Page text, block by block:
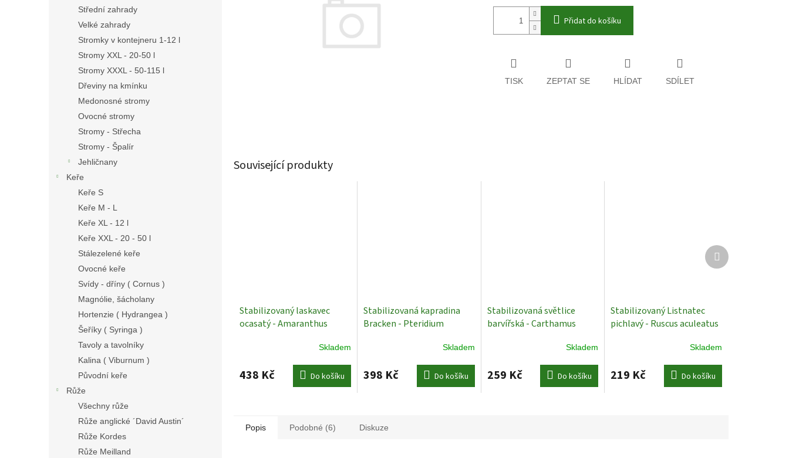
Střední zahrady
Velké zahrady
Stromky v kontejneru 1-12 l
Stromy XXL - 20-50 l
Stromy XXXL - 50-115 l
Dřeviny na kmínku
Medonosné stromy
Ovocné stromy
Stromy - Střecha
Stromy - Špalír
Jehličnany
Keře
Keře S
Keře M - L
Keře XL - 12 l
Keře XXL - 20 - 50 l
Stálezelené keře
Ovocné keře
Svídy - dříny ( Cornus )
Magnólie, šácholany
Hortenzie ( Hydrangea )
Šeříky ( Syringa )
Tavoly a tavolníky
Kalina ( Viburnum )
Původní keře
Růže
Všechny růže
Růže anglické ´David Austin´
Růže Kordes
Růže Meilland
Přidat do košíku
TISK ZEPTAT SE HLÍDAT SDÍLET
Související produkty
Stabilizovaný laskavec
ocasatý - Amaranthus
Stabilizované RostlinySkladem
438 Kč Do košíku
Stabilizovaná kapradina
Bracken - Pteridium
StabilizovanéSkladem
398 Kč Do košíku
Stabilizovaná světlice
barvířská - Carthamus
Stabilizované RostlinySkladem
259 Kč Do košíku
Stabilizovaný Listnatec
pichlavý - Ruscus aculeatus
Stabilizované RostlinySkladem
219 Kč Do košíku
Další
produkt
Popis Podobné (6) Diskuze